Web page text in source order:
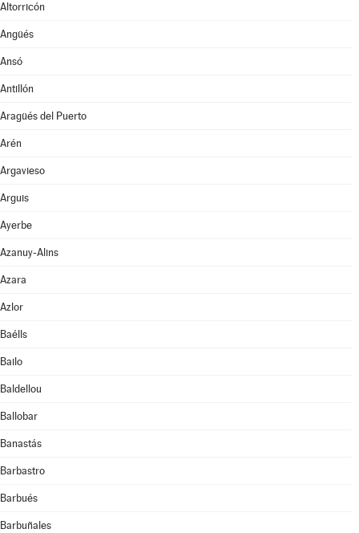
Altorricón
Angüés
Ansó
Antillón
Aragüés del Puerto
Arén
Argavieso
Arguis
Ayerbe
Azanuy-Alins
Azara
Azlor
Baélls
Bailo
Baldellou
Ballobar
Banastás
Barbastro
Barbués
Barbuñales